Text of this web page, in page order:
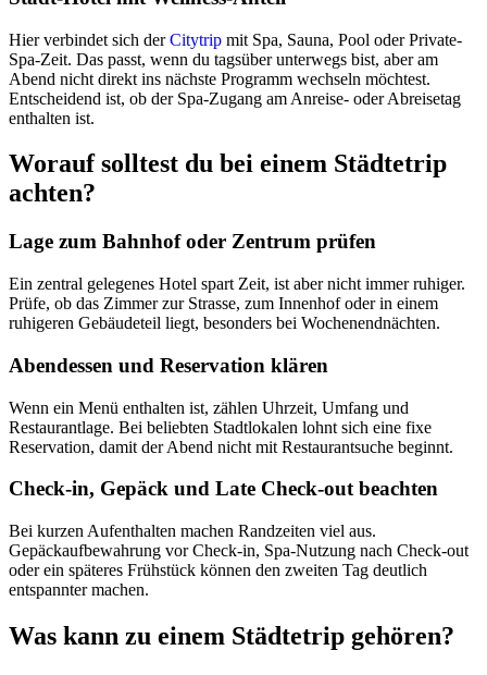
Hier verbindet sich derCitytrip mit Spa, Sauna, Pool oder Private-
Spa-Zeit. Das passt, wenn du tagsüber unterwegs bist, aber am
Abend nicht direkt ins nächste Programm wechseln möchtest.
Entscheidend ist, ob der Spa-Zugang am Anreise- oder Abreisetag
enthalten ist.
Worauf solltest du bei einem Städtetrip
achten?
Lage zum Bahnhof oder Zentrum prüfen
Ein zentral gelegenes Hotel spart Zeit, ist aber nicht immer ruhiger.
Prüfe, ob das Zimmer zur Strasse, zum Innenhof oder in einem
ruhigeren Gebäudeteil liegt, besonders bei Wochenendnächten.
Abendessen und Reservation klären
Wenn ein Menü enthalten ist, zählen Uhrzeit, Umfang und
Restaurantlage. Bei beliebten Stadtlokalen lohnt sich eine fixe
Reservation, damit der Abend nicht mit Restaurantsuche beginnt.
Check-in, Gepäck und Late Check-out beachten
Bei kurzen Aufenthalten machen Randzeiten viel aus.
Gepäckaufbewahrung vor Check-in, Spa-Nutzung nach Check-out
oder ein späteres Frühstück können den zweiten Tag deutlich
entspannter machen.
Was kann zu einem Städtetrip gehören?